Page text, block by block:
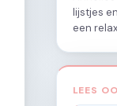
lijstjes
een
LEES